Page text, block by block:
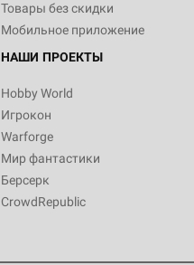
Товары без скидки
Мобильное приложение
НАШИ ПРОЕКТЫ
Hobby World
Игрокон
Warforge
Мир фантастики
Берсерк
CrowdRepublic